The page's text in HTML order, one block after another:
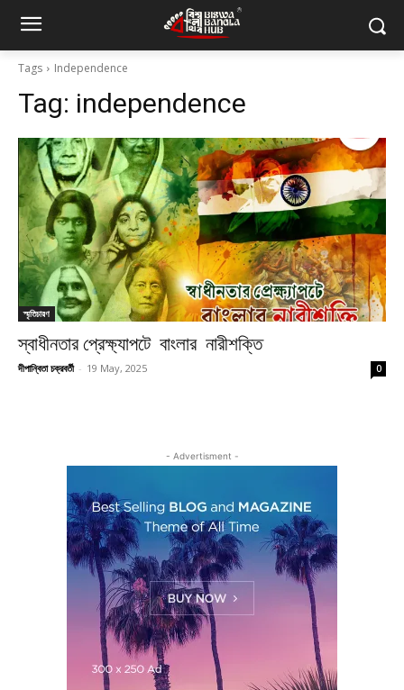
Tags Independence
Tag: independence
স্মৃতিচারণ
স্বাধীনতার প্রেক্ষ্যাপটে বাংলার নারীশক্তি
দীপান্বিতা চক্রবর্তী - 19 May, 2025 0
- Advertisment -